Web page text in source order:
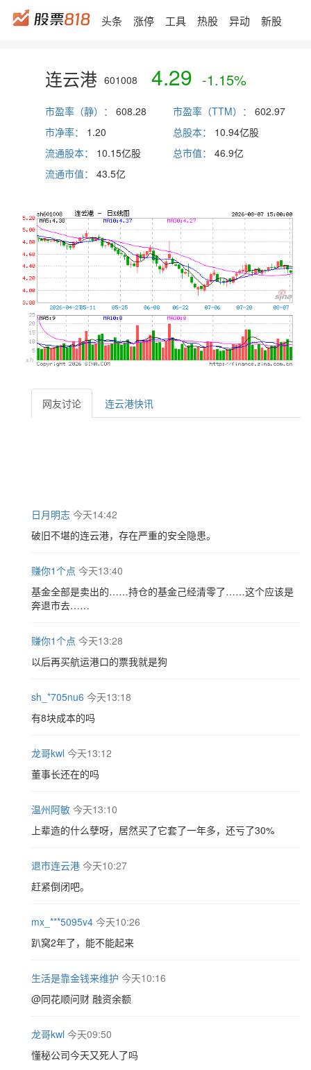
头条 涨停 工具 热股 异动 新股
连云港 601008 4.29 -1.15%
市盈率（静）： 608.28 市盈率（TTM）：
602.97
市净率：
1.20 总股本：
10.94亿股
流通股本：
10.15亿股 总市值： 46.9亿
流通市值：
43.5亿
网友讨论 连云港快讯
日月明志 今天14:42
破旧不堪的连云港，存在严重的安全隐患。
赚你1个点 今天13:40
基金全部是卖出的……持仓的基金己经清零了……这个应该是
奔退市去……
赚你1个点 今天13:28
以后再买航运港口的票我就是狗
sh_*705nu6 今天13:18
有8块成本的吗
龙哥kwl 今天13:12
董事长还在的吗
温州阿敏 今天13:10
上辈造的什么孽呀，居然买了它套了一年多，还亏了30%
退市连云港 今天10:27
赶紧倒闭吧。
mx_***5095v4 今天10:26
趴窝2年了，能不能起来
生活是靠金钱来维护 今天10:16
@同花顺问财 融资余额
龙哥kwl 今天09:50
懂秘公司今天又死人了吗